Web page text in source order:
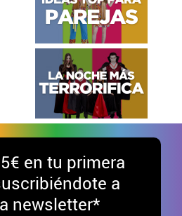
5€ en tu primera
a
newsletter*